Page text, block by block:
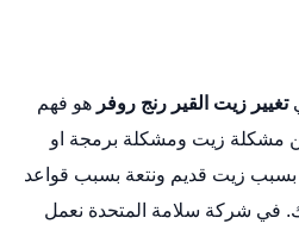
تغيير زيت القير رنج روفر هو فهم
مشكلة زيت ومشكلة برمجة او
زيت قديم ونتعة بسبب قواعد
في شركة سلامة المتحدة نعمل